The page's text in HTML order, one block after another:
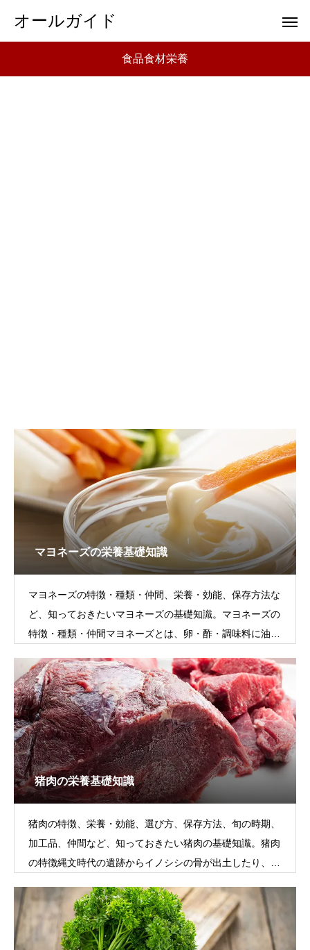
オールガイド
食品食材栄養
マヨネーズの栄養基礎知識
マヨネーズの特徴・種類・仲間、栄養・効能、保存方法な
ど、知っておきたいマヨネーズの基礎知識。マヨネーズの
特徴・種類・仲間マヨネーズとは、卵・酢・調味料に油を
猪肉の栄養基礎知識
猪肉の特徴、栄養・効能、選び方、保存方法、旬の時期、
加工品、仲間など、知っておきたい猪肉の基礎知識。猪肉
の特徴縄文時代の遺跡からイノシシの骨が出土したり、